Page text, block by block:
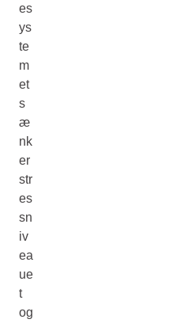
es
ys
te
m
et
s
æ
nk
er
str
es
sn
iv
ea
ue
t
og